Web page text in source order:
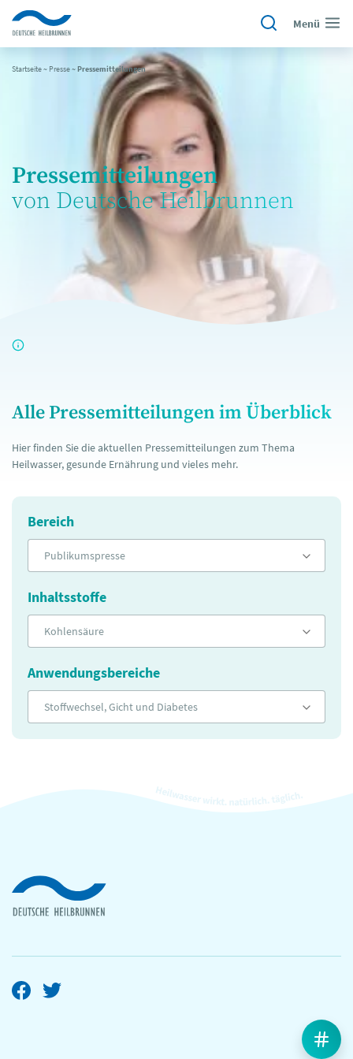
Menü
Startseite~ Presse~Pressemitteilungen
Pressemitteilungen
von Deutsche Heilbrunnen
Alle Pressemitteilungen im Überblick
Hier finden Sie die aktuellen Pressemitteilungen zum Thema
Heilwasser, gesunde Ernährung und vieles mehr.
Bereich
Publikumspresse
Inhaltsstoffe
Kohlensäure
Anwendungsbereiche
Stoffwechsel, Gicht und Diabetes